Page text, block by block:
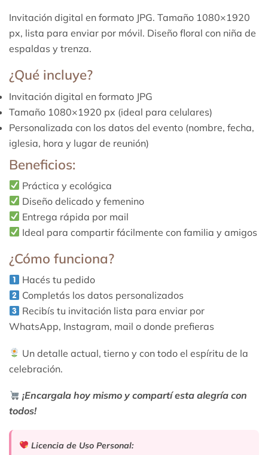
Invitación digital en formato JPG. Tamaño 1080×1920
px, lista para enviar por móvil. Diseño floral con niña de
espaldas y trenza.
¿Qué incluye?
Invitación digital en formato JPG
Tamaño 1080×1920 px (ideal para celulares)
Personalizada con los datos del evento (nombre, fecha,
iglesia, hora y lugar de reunión)
Beneficios:
Práctica y ecológica
Diseño delicado y femenino
Entrega rápida por mail
Ideal para compartir fácilmente con familia y amigos
¿Cómo funciona?
Hacés tu pedido
Completás los datos personalizados
Recibís tu invitación lista para enviar por
WhatsApp, Instagram, mail o donde prefieras
Un detalle actual, tierno y con todo el espíritu de la
celebración.
¡Encargala hoy mismo y compartí esta alegría con
todos!
Licencia de Uso Personal: